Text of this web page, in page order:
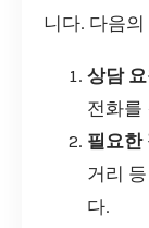
니다. 다음
상담
전화를
필요한
거리
다.